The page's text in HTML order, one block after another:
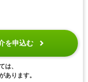
を申込む
は、
あります。